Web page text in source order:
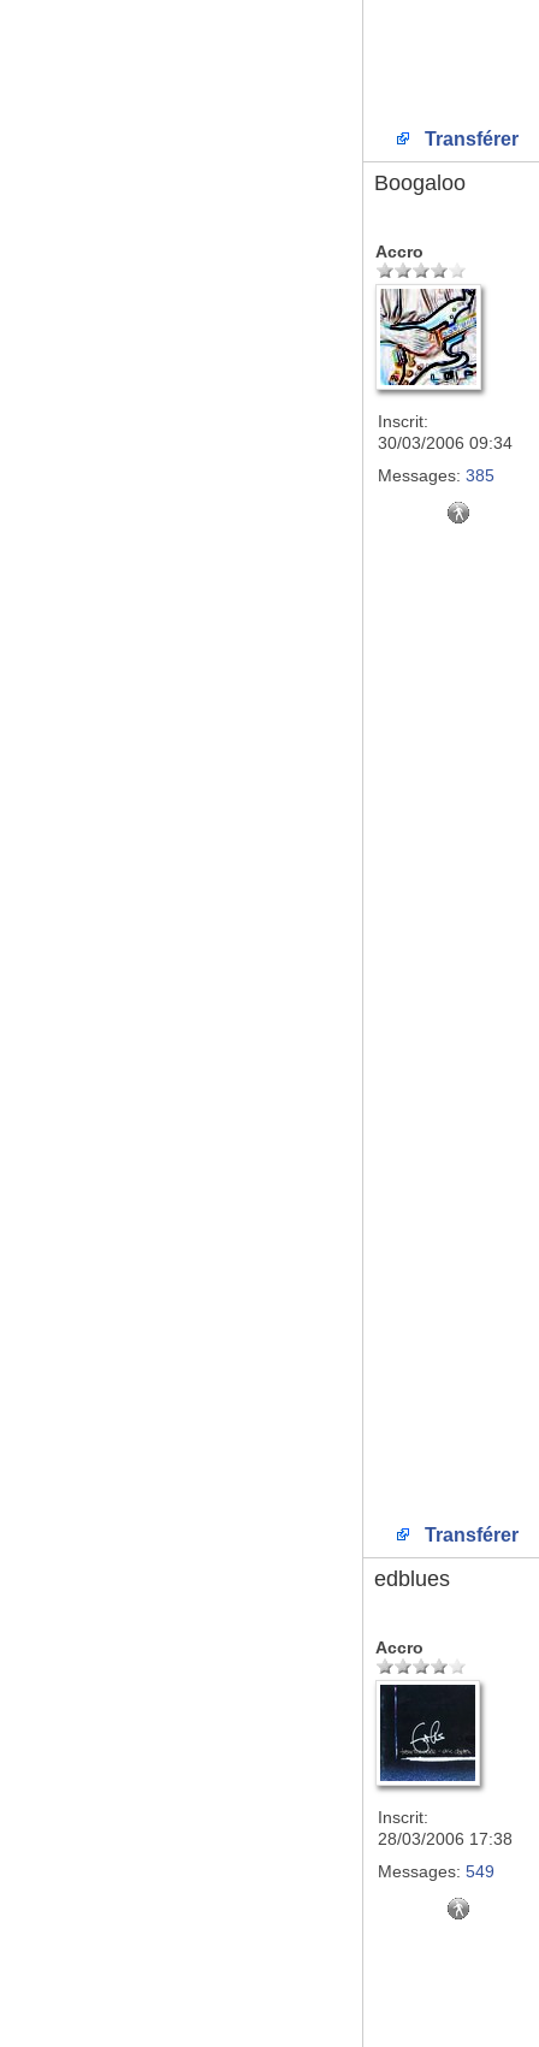
Transférer
Boogaloo
Accro
Inscrit:
30/03/2006 09:34
Messages: 385
Transférer
edblues
Accro
Inscrit:
28/03/2006 17:38
Messages: 549